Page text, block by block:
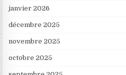
janvier 2026
décembre 2025
novembre 2025
octobre 2025